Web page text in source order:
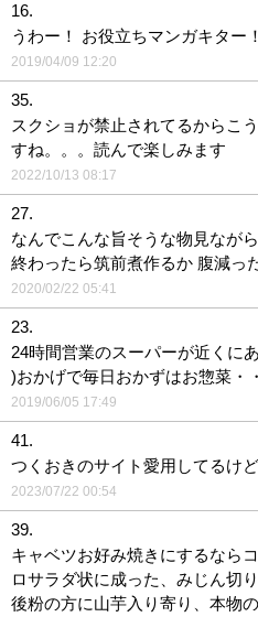
16.
うわー！ お役立ちマンガキター！
2019/04/09 12:20
35.
スクショが禁止されてるからこ
すね。。。読んで楽しみます
2022/10/13 08:17
27.
なんでこんな旨そうな物見な
終わったら筑前煮作るか 腹減っ
2020/02/22 05:41
23.
24時間営業のスーパーが近くに
)おかげで毎日おかずはお惣菜・
2019/06/05 17:49
41.
つくおきのサイト愛用してるけ
2023/07/22 00:54
39.
キャベツお好み焼きにするなら
ロサラダ状に成った、みじん切
後粉の方に山芋入り寄り、本物